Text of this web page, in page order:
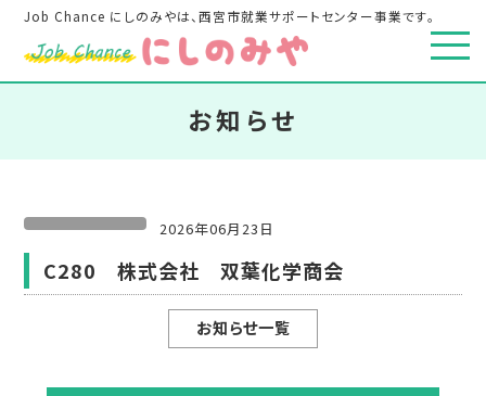
Job Chance にしのみやは、西宮市就業サポートセンター事業です。
お知らせ
2026年06月23日
C280 株式会社 双葉化学商会
お知らせ一覧